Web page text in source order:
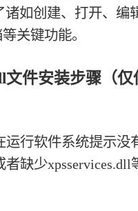
诸如创建、打开、编
关键功能。
文件安装步骤（仅
运行软件系统提示没
者缺少xpsservices.dll